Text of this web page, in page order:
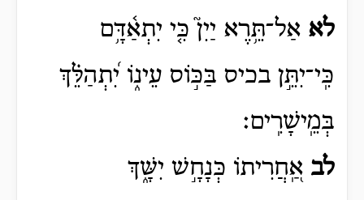
לא אַל־תֵּ֥רֶא יַיִן֮ כִּ֤י יִתְאַ֫דָּ֥ם
כִּֽי־יִתֵּ֣ן בכיס בַּכּ֣וֹס עֵינ֑וֹ יִ֝תְהַלֵּ֗ךְ
בְּמֵֽישָׁרִֽים׃
לב אַֽ֭חֲרִיתוֹ כְּנָחָ֣שׁ יִשָּׁ֑ךְ